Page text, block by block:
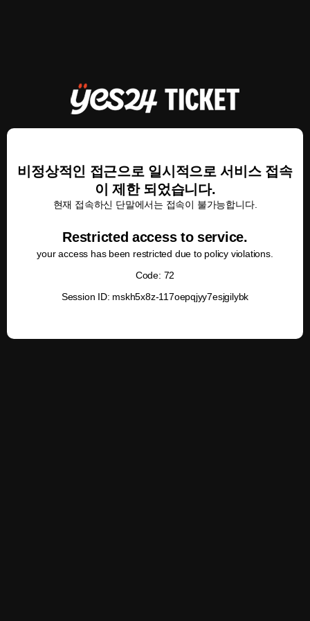
비정상적인 접근으로 일시적으로 서비스 접속
이 제한 되었습니다.
현재 접속하신 단말에서는 접속이 불가능합니다.
Restricted access to service.
your access has been restricted due to policy violations.
Code: 72
Session ID: mskh5x8z-117oepqjyy7esjgilybk